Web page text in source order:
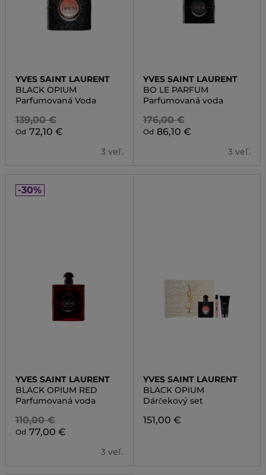
YVES SAINT LAURENT
BLACK OPIUM
Parfumovaná Voda
139,00 €
Od 72,10 €
3 veľ.
YVES SAINT LAURENT
BO LE PARFUM
Parfumovaná voda
176,00 €
Od 86,10 €
3 veľ.
-30%
YVES SAINT LAURENT
BLACK OPIUM RED
Parfumovaná voda
110,00 €
Od 77,00 €
3 veľ.
YVES SAINT LAURENT
BLACK OPIUM
Dárčekový set
151,00 €